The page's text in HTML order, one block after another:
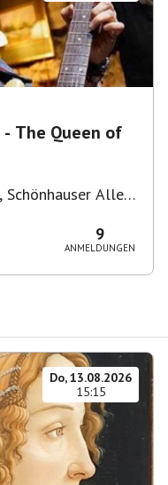
- The Queen of
, Schönhauser Allee
9
ANMELDUNGEN
Do, 13.08.2026
15:15